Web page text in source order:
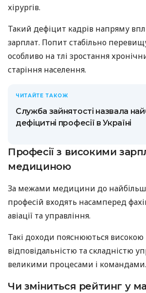
хірургів.
Такий дефіцит кадрів напряму
зарплат. Попит стабільно
особливо на тлі зростання
старіння населення.
ЧИТАЙТЕ ТАКОЖ
Служба зайнятості назвала
дефіцитні професії в Україні
Професії з високими
медициною
За межами медицини до
професій входять насамперед
авіації та управління.
Такі доходи пояснюються високою
відповідальністю та складністю
великими процесами і командами.
Чи зміниться рейтинг у